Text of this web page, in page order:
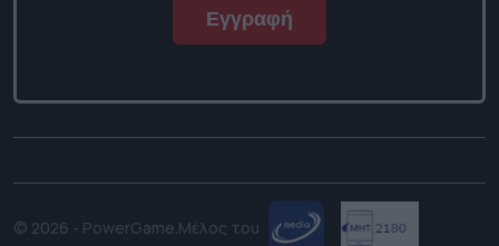
Εγγραφή
© 2026 - PowerGame.Μέλος του